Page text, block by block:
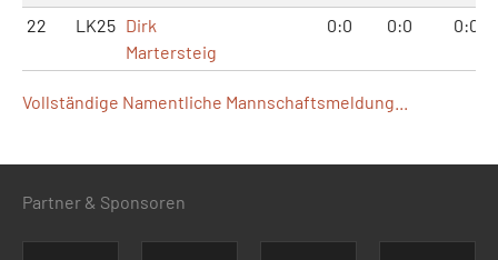
22
LK25 Dirk
Martersteig
0:0 0:0 0:0
Vollständige Namentliche Mannschaftsmeldung...
Partner & Sponsoren